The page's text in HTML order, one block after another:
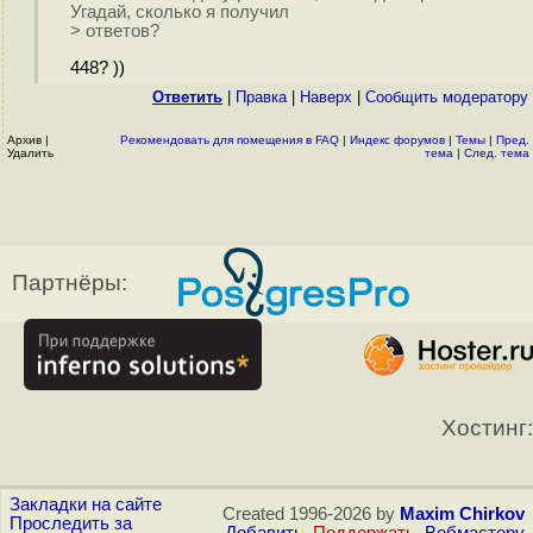
Угадай, сколько я получил
> ответов?
448? ))
Ответить Правка| Наверх Cообщить модератору
Архив |
Удалить
Рекомендовать для помещения в FAQ | Индекс форумов | Темы | Пред.
тема | След. тема
Партнёры:
Хостинг:
Закладки на сайте
Проследить за
Created 1996-2026 by Maxim Chirkov